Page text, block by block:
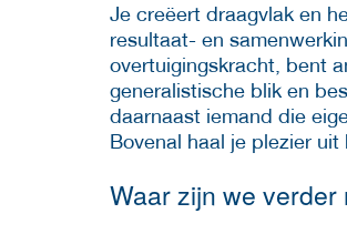
Je creëert draagvlak en
resultaat- en
overtuigingskracht, bent
generalistische blik en
daarnaast iemand die
Bovenal haal je plezier uit
Waar zijn we